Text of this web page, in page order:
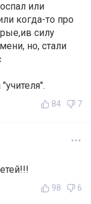
или
когда-то про
силу
но, стали
84 7
98 6